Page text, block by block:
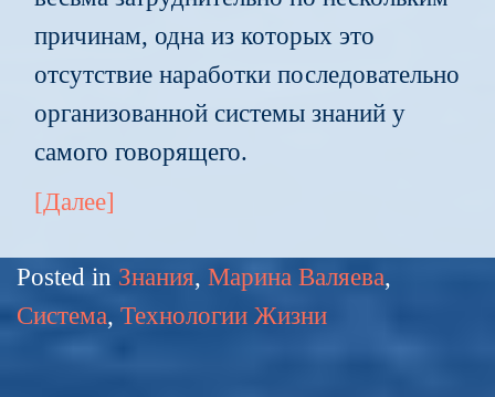
причинам, одна из которых это
отсутствие наработки последовательно
организованной системы знаний у
самого говорящего.
[Далее]
Posted in Знания, Марина Валяева,
Система, Технологии Жизни